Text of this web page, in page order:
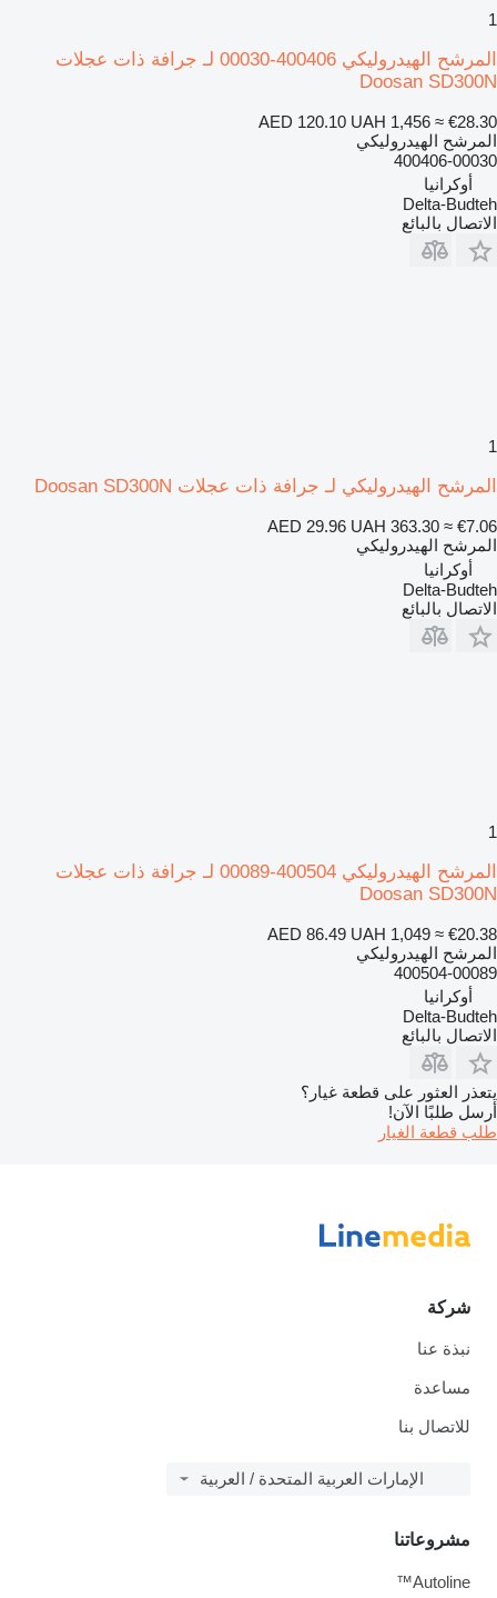
1
المرشح الهيدروليكي 400406-00030 لـ جرافة ذات عجلات
Doosan SD300N
AED 120.10 UAH 1,456 ≈ €28.30
المرشح الهيدروليكي
400406-00030
أوكرانيا
Delta-Budteh
الاتصال بالبائع
1
المرشح الهيدروليكي لـ جرافة ذات عجلات Doosan SD300N
AED 29.96 UAH 363.30 ≈ €7.06
المرشح الهيدروليكي
أوكرانيا
Delta-Budteh
الاتصال بالبائع
1
المرشح الهيدروليكي 400504-00089 لـ جرافة ذات عجلات
Doosan SD300N
AED 86.49 UAH 1,049 ≈ €20.38
المرشح الهيدروليكي
400504-00089
أوكرانيا
Delta-Budteh
الاتصال بالبائع
يتعذر العثور على قطعة غيار؟
أرسل طلبًا الآن!
طلب قطعة الغيار
شركة
نبذة عنا
مساعدة
للاتصال بنا
الإمارات العربية المتحدة / العربية
مشروعاتنا
Autoline™